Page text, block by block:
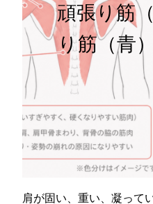
頑張り筋
り筋（青
肩が固い、重い、凝ってい